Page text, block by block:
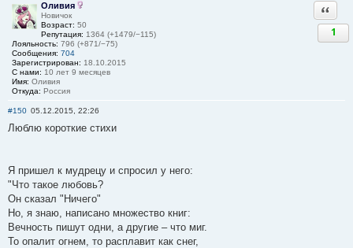
Оливия
Новичок
Возраст: 50
Репутация: 1364 (+1479/−115)
Лояльность: 796 (+871/−75)
Сообщения: 704
Зарегистрирован: 18.10.2015
С нами: 10 лет 9 месяцев
Имя: Оливия
Откуда: Россия
1
#150 05.12.2015, 22:26
Люблю короткие стихи
Я пришел к мудрецу и спросил у него:
"Что такое любовь?
Он сказал "Ничего"
Но, я знаю, написано множество книг:
Вечность пишут одни, а другие – что миг.
То опалит огнем, то расплавит как снег,